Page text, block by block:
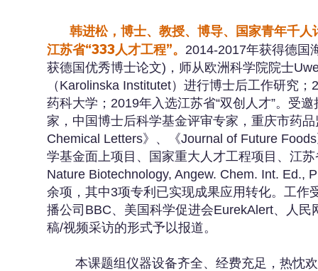
韩进松，博士、教授、博导、国家青年千
江苏省“333人才工程”。 2014-2017年获得德国
获德国优秀博士论文)，师从欧洲科学院院士
（Karolinska Institutet）进行博士后工作研究
药科大学；2019年入选江苏省“双创人才”。受
家，中国博士后科学基金评审专家，重庆市药
Chemical Letters》、《Journal of Future
学基金面上项目、国家重大人才工程项目、江
Nature Biotechnology, Angew. Chem. Int. Ed.,
余项，其中3项专利已实现成果应用转化。工
播公司BBC、美国科学促进会EurekAlert、人
稿/视频采访的形式予以报道。
本课题组仪器设备齐全、经费充足，热忱欢